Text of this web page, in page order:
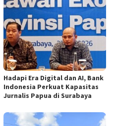
Hadapi Era Digital dan AI, Bank
Indonesia Perkuat Kapasitas
Jurnalis Papua di Surabaya